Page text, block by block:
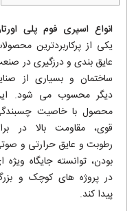
انواع اسپری فوم پلی
یکی از پرکاربردترین
عایق بندی و درزگیری در
ساختمان و بسیاری از
دیگر محسوب می‌ شود.
محصول با خاصیت
قوی، مقاومت بالا در
رطوبت و عایق حرارتی و
بودن، توانسته جایگاه ویژه
در پروژه ‌های کوچک و
پیدا کند.